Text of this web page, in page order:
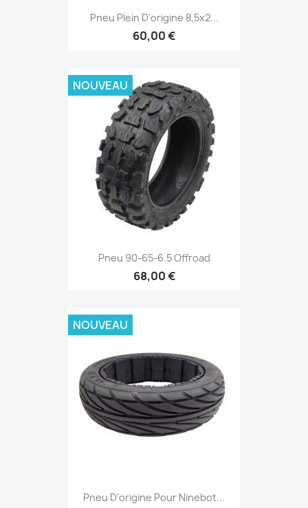
Pneu Plein D'origine 8,5x2...
60,00 €
Pneu 90-65-6.5 Offroad
68,00 €
NOUVEAU
Pneu D'origine Pour Ninebot...
NOUVEAU